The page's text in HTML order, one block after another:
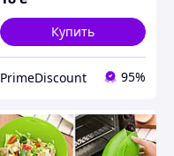
Купить
PrimeDiscount 95%